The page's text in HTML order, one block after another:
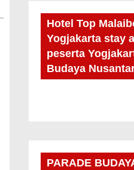
Hotel Top
Yogjakarta stay
peserta
Budaya
PARADE